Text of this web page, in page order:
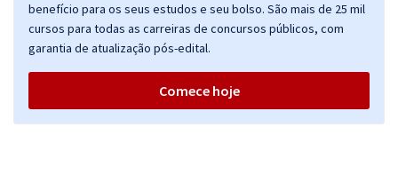
benefício para os seus estudos e seu bolso. São mais de 25 mil
cursos para todas as carreiras de concursos públicos, com
garantia de atualização pós-edital.
Comece hoje